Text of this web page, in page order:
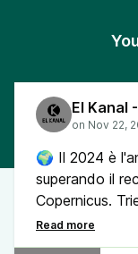
El Kanal
🌍 Il 2024 è
superando il
Copernicus.
alluvioni
persistente ne